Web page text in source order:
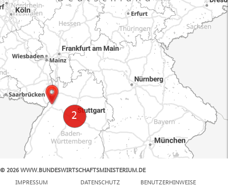
© 2026 WWW.BUNDESWIRTSCHAFTSMINISTERIUM.DE
IMPRESSUM
DATENSCHUTZ BENUTZERHINWEISE